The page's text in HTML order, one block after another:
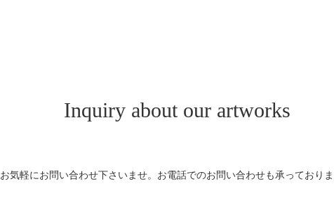
Inquiry about our artworks
お気軽にお問い合わせ下さいませ。お電話でのお問い合わせも承っており